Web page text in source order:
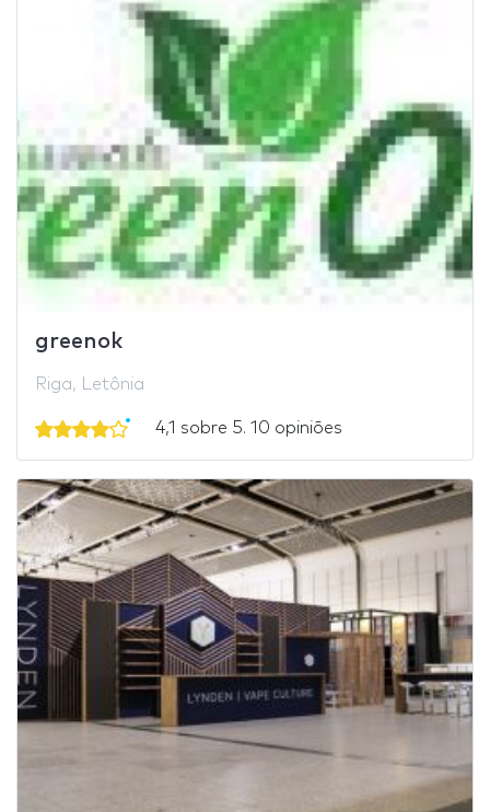
greenok
Riga, Letônia
4,1 sobre 5. 10 opiniões